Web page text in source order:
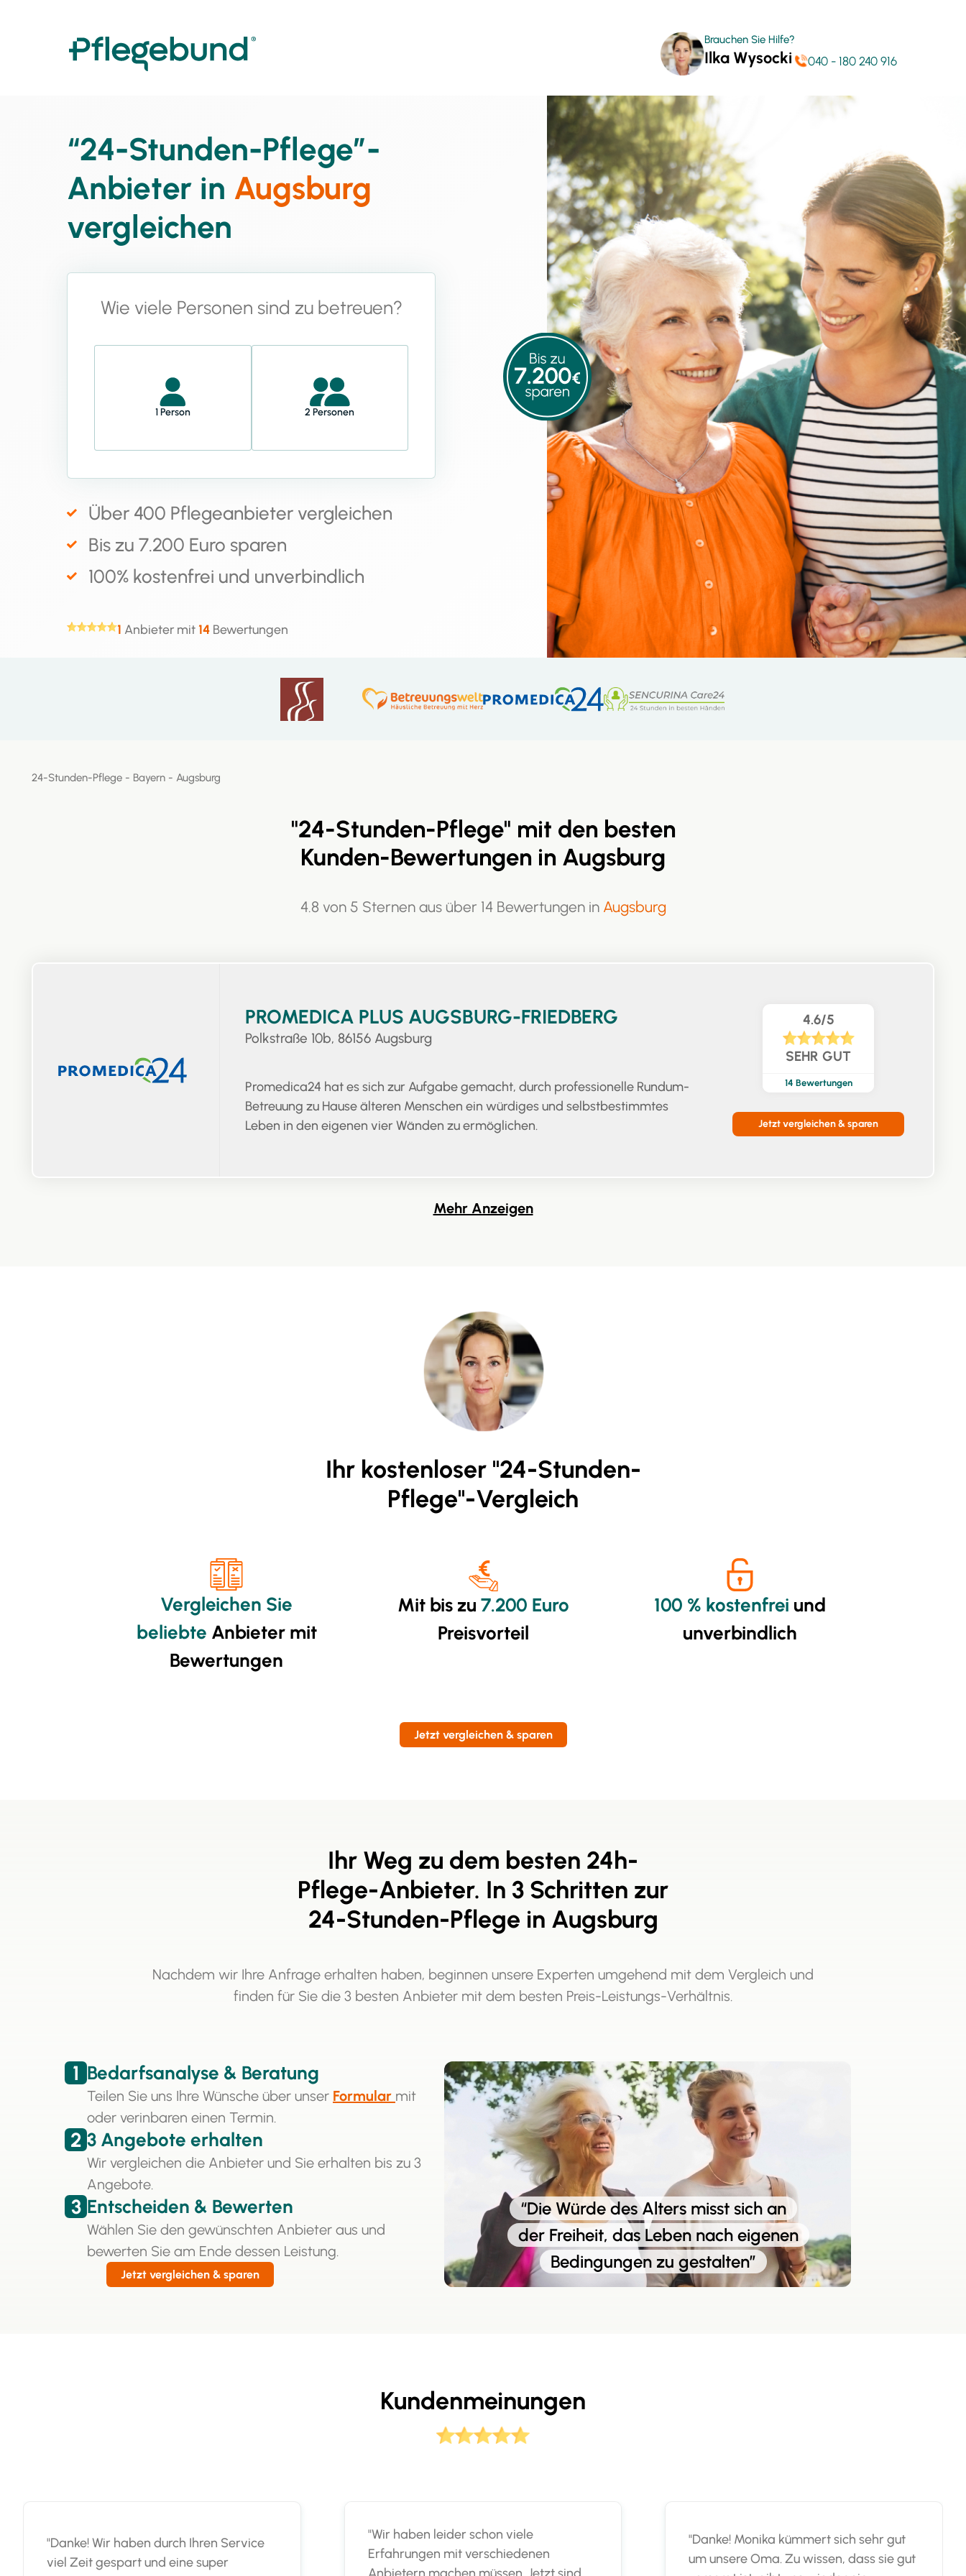
Brauchen Sie Hilfe?
Ilka Wysocki 040 - 180 240 916
“24-Stunden-Pflege”-
Anbieter in Augsburg
vergleichen
Wie viele Personen sind zu betreuen?
1 Person 2 Personen
Über 400 Pflegeanbieter vergleichen
Bis zu 7.200 Euro sparen
100% kostenfrei und unverbindlich
1 Anbieter mit14 Bewertungen
24-Stunden-Pflege - Bayern - Augsburg
"24-Stunden-Pflege" mit den besten
Kunden-Bewertungen in Augsburg
4.8 von 5 Sternen aus über 14 Bewertungen in Augsburg
PROMEDICA PLUS AUGSBURG-FRIEDBERG
Polkstraße 10b, 86156 Augsburg
Promedica24 hat es sich zur Aufgabe gemacht, durch professionelle Rundum-
Betreuung zu Hause älteren Menschen ein würdiges und selbstbestimmtes
Leben in den eigenen vier Wänden zu ermöglichen.
4.6/5
SEHR GUT
14 Bewertungen
Jetzt vergleichen & sparen
Mehr Anzeigen
Ihr kostenloser "24-Stunden-
Pflege"-Vergleich
Vergleichen Sie
beliebte Anbieter mit
Bewertungen
Mit bis zu 7.200 Euro
Preisvorteil
100 % kostenfrei und
unverbindlich
Jetzt vergleichen & sparen
Ihr Weg zu dem besten 24h-
Pflege-Anbieter. In 3 Schritten zur
24-Stunden-Pflege in Augsburg
Nachdem wir Ihre Anfrage erhalten haben, beginnen unsere Experten umgehend mit dem Vergleich und
finden für Sie die 3 besten Anbieter mit dem besten Preis-Leistungs-Verhältnis.
1 Bedarfsanalyse & Beratung
Teilen Sie uns Ihre Wünsche über unser Formular mit
oder verinbaren einen Termin.
2 3 Angebote erhalten
Wir vergleichen die Anbieter und Sie erhalten bis zu 3
Angebote.
3 Entscheiden & Bewerten
Wählen Sie den gewünschten Anbieter aus und
bewerten Sie am Ende dessen Leistung.
Jetzt vergleichen & sparen
“Die Würde des Alters misst sich an
der Freiheit, das Leben nach eigenen
Bedingungen zu gestalten”
Kundenmeinungen
"Danke! Wir haben durch Ihren Service
viel Zeit gespart und eine super
"Wir haben leider schon viele
Erfahrungen mit verschiedenen
"Danke! Monika kümmert sich sehr gut
um unsere Oma. Zu wissen, dass sie gut